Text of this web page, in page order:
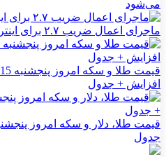
می‌شود
ماجرای اعمال ضریب ۲.۷ برای اینترنت بین‌الملل چیست؟
افزایش + جدول
جدول